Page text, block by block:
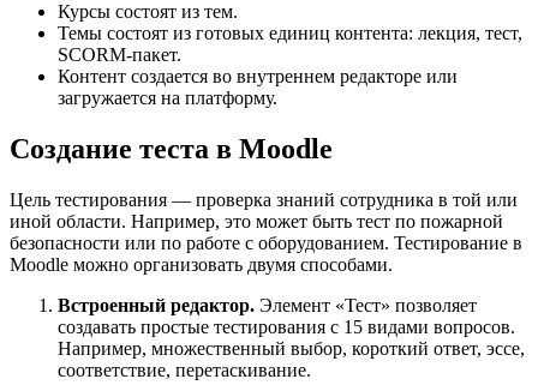
Курсы состоят из тем.
Темы состоят из готовых единиц контента: лекция, тест,
SCORM-пакет.
Контент создается во внутреннем редакторе или
загружается на платформу.
Создание теста в Moodle
Цель тестирования — проверка знаний сотрудника в той или
иной области. Например, это может быть тест по пожарной
безопасности или по работе с оборудованием. Тестирование в
Moodle можно организовать двумя способами.
Встроенный редактор. Элемент «Тест» позволяет
создавать простые тестирования с 15 видами вопросов.
Например, множественный выбор, короткий ответ, эссе,
соответствие, перетаскивание.